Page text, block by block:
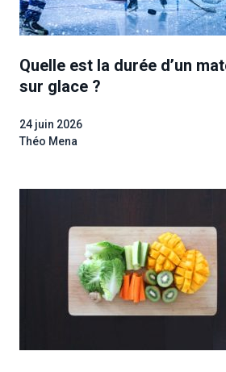
Quelle est la durée d’un
sur glace ?
24 juin 2026
Théo Mena